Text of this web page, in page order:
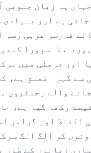
یہ زبان جنوبی
ہے اور بنیادی
فارسی عربی رسم
ڈاسپورا
اور جرمنی میں
سے گہرا تعلق ہے،
والے رجسٹروں
کو 60 سے 70 فیصد رکھا گیا ہے،
الفاظ اور گرامر
کو الگ الگ
زبانوں کے طور